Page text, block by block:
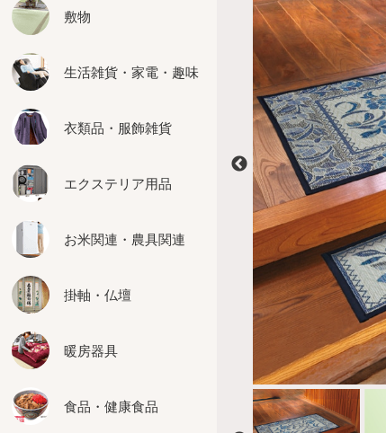
敷布団
カバー
その他の寝具
座卓
ソファー
椅子
座椅子
座布団
インテリア用品
カーテン
その他の家具
敷物 廊下敷
玄関マット
その他の敷物
生活雑貨・家電・趣味
家電
キッチン用品
趣味
お掃除
衣類品・服飾雑貨
靴
服飾雑貨
エクステリア用品
はしご
脚立
たてす
エクステリアその他
お米関連・農具関連
精米機
その他お米関連
農具関連
掛軸・仏壇
床の間関連
暖房器具
その他暖房器具
食品・健康食品